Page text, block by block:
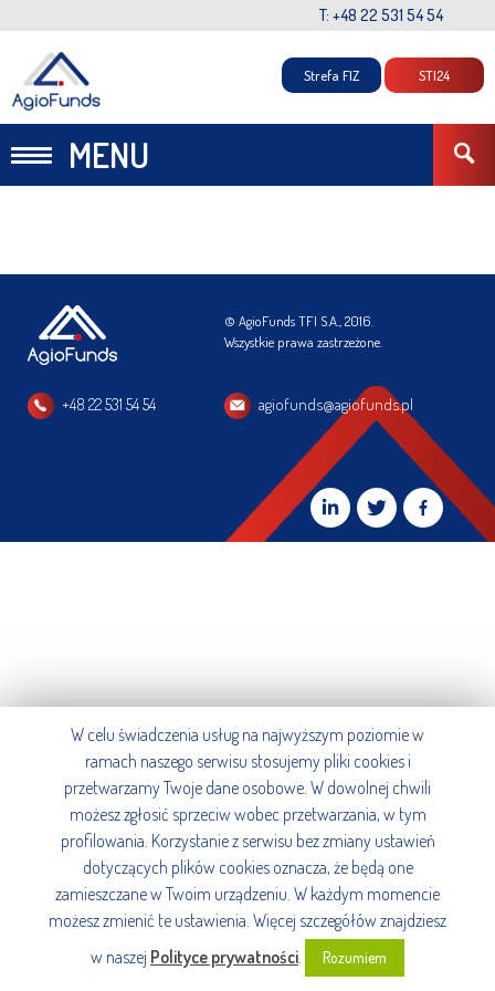
T: +48 22 531 54 54
MENU
Strefa FIZ STI24
© AgioFunds TFI S.A., 2016.
Wszystkie prawa zastrzeżone.
+48 22 531 54 54 agiofunds@agiofunds.pl
W celu świadczenia usług na najwyższym poziomie w
ramach naszego serwisu stosujemy pliki cookies i
przetwarzamy Twoje dane osobowe. W dowolnej chwili
możesz zgłosić sprzeciw wobec przetwarzania, w tym
profilowania. Korzystanie z serwisu bez zmiany ustawień
dotyczących plików cookies oznacza, że będą one
zamieszczane w Twoim urządzeniu. W każdym momencie
możesz zmienić te ustawienia. Więcej szczegółów znajdziesz
w naszej Polityce prywatności. Rozumiem